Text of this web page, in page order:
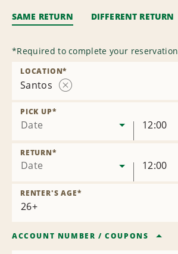
SAME RETURN DIFFERENT RETURN
*Required to complete your reservation
Santos
LOCATION*
Date
PICK UP*
12:00
Date
RETURN*
12:00
RENTER'S AGE*
ACCOUNT NUMBER /COUPONS